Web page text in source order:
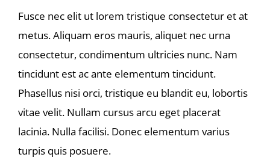
Fusce nec elit ut lorem tristique consectetur et at
metus. Aliquam eros mauris, aliquet nec urna
consectetur, condimentum ultricies nunc. Nam
tincidunt est ac ante elementum tincidunt.
Phasellus nisi orci, tristique eu blandit eu, lobortis
vitae velit. Nullam cursus arcu eget placerat
lacinia. Nulla facilisi. Donec elementum varius
turpis quis posuere.